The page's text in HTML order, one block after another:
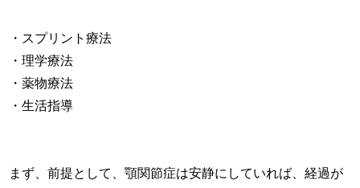
・スプリント療法
・理学療法
・薬物療法
・生活指導
まず、前提として、顎関節症は安静にしていれば、経過が